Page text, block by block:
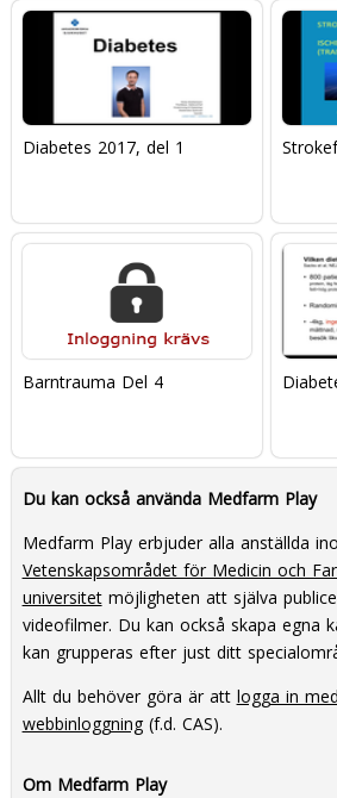
Diabetes 2017, del 1
Barntrauma Del 4
Du kan också använda Medfarm Play
Medfarm Play erbjuder alla anställda
Vetenskapsområdet för Medicin och
universitetmöjligheten att själva
videofilmer. Du kan också skapa egna
kan grupperas efter just ditt
Allt du behöver göra är att logga in
webbinloggning(f.d. CAS).
Om Medfarm Play